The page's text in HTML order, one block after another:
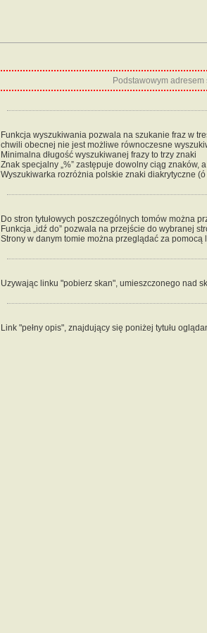
Podstawowym adresem
Funkcja wyszukiwania pozwala na szukanie fraz w
chwili obecnej nie jest możliwe równoczesne
Minimalna długość wyszukiwanej frazy to trzy znaki
Znak specjalny „%” zastępuje dowolny ciąg znaków,
Wyszukiwarka rozróżnia polskie znaki diakrytyczne (ó
Do stron tytułowych poszczególnych tomów można
Funkcja „idź do” pozwala na przejście do wybranej
Strony w danym tomie można przeglądać za pomocą
Uzywając linku "pobierz skan", umieszczonego nad
Link "pełny opis", znajdujący się poniżej tytułu